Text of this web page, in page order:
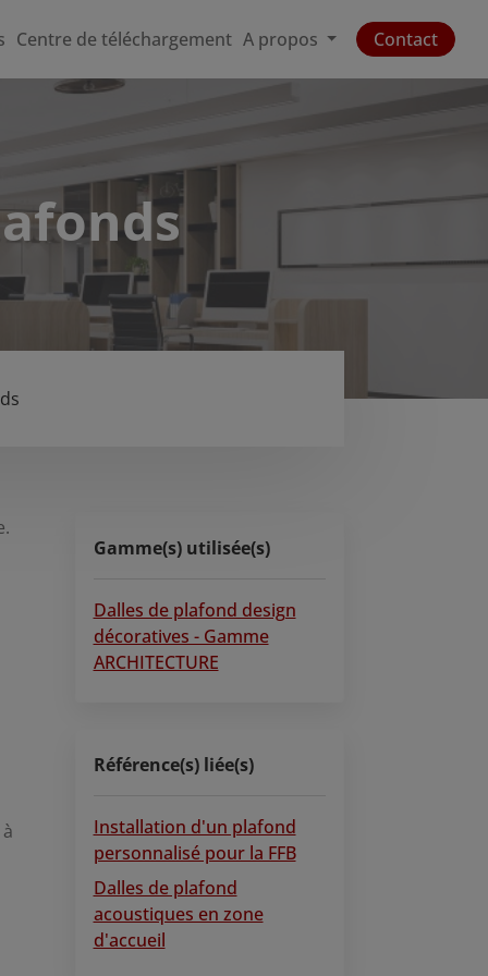
Centre de téléchargement A propos Contact
Gamme(s) utilisée(s)
Dalles de plafond design
décoratives - Gamme
ARCHITECTURE
Référence(s) liée(s)
Installation d'un plafond
personnalisé pour la FFB
Dalles de plafond
acoustiques en zone
d'accueil